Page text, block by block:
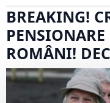
BREAKING!
PENSIONARE
ROMÂNI!